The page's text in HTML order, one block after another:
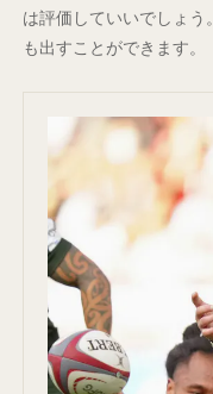
は評価していいでしょ
も出すことができます。